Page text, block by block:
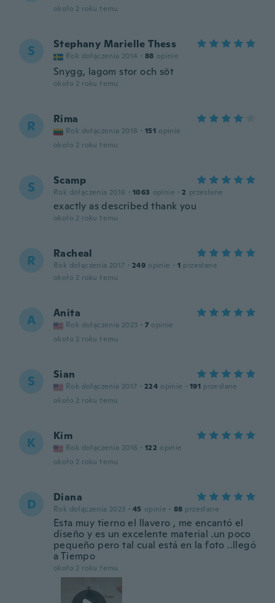
około 2 roku temu
S Stephany Marielle Thess
Rok dołączenia 2014 · 88 opinie
Snygg, lagom stor och söt
około 2 roku temu
R Rima
Rok dołączenia 2018 · 151 opinie
około 2 roku temu
S Scamp
Rok dołączenia 2016 · 1063 opinie · 2 przesłane
exactly as described thank you
około 2 roku temu
R Racheal
Rok dołączenia 2017 · 249 opinie · 1 przesłane
około 2 roku temu
A Anita
Rok dołączenia 2023 · 7 opinie
około 2 roku temu
S Sian
Rok dołączenia 2017 · 224 opinie · 191 przesłane
około 2 roku temu
K Kim
Rok dołączenia 2016 · 122 opinie
około 2 roku temu
D Diana
Rok dołączenia 2023 · 45 opinie · 88 przesłane
Esta muy tierno el llavero , me encantó el
diseño y es un excelente material .un poco
pequeño pero tal cual está en la foto ..llegó
a Tiempo
około 2 roku temu